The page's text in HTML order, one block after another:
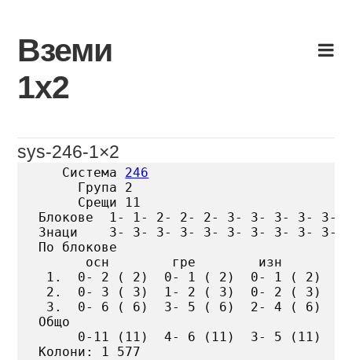
content
Вземи
1х2
sys-246-1×2
   Система
246
     Група 2
     Срещи 11
Блокове  1- 1- 2- 2- 2- 3- 3- 3- 3- 3-
Знаци    3- 3- 3- 3- 3- 3- 3- 3- 3- 3-
По блокове
      осн        гре        изн
1.  0- 2 ( 2)  0- 1 ( 2)  0- 1 ( 2)
2.  0- 3 ( 3)  1- 2 ( 3)  0- 2 ( 3)
3.  0- 6 ( 6)  3- 5 ( 6)  2- 4 ( 6)
Общо
     0-11 (11)  4- 6 (11)  3- 5 (11)
Колони: 1 577